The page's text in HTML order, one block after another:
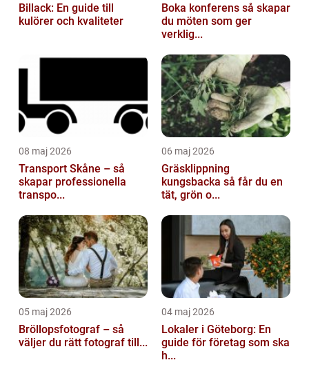
Billack: En guide till
kulörer och kvaliteter
Boka konferens så skapar
du möten som ger
verklig...
08 maj 2026
Transport Skåne – så
skapar professionella
transpo...
06 maj 2026
Gräsklippning
kungsbacka så får du en
tät, grön o...
05 maj 2026
Bröllopsfotograf – så
väljer du rätt fotograf till...
04 maj 2026
Lokaler i Göteborg: En
guide för företag som ska
h...